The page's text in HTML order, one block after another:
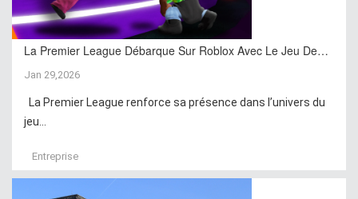
La Premier League Débarque Sur Roblox Avec Le Jeu De…
Jan 29,2026
La Premier League renforce sa présence dans l’univers du
jeu...
Entreprise